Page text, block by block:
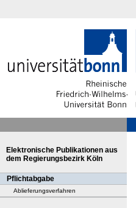
Elektronische Publikationen aus
dem Regierungsbezirk Köln
Pflichtabgabe
Ablieferungsverfahren